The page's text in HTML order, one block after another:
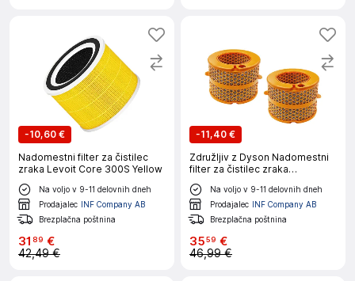
-10,60 €
Nadomestni filter za čistilec
zraka Levoit Core 300S Yellow
Na voljo v 9-11 delovnih dneh
Prodajalec INF Company AB
Brezplačna poštnina
31 89 €
42,49 €
-11,40 €
Združljiv z Dyson Nadomestni
filter za čistilec zraka
PH01/PH02/PH03/PH04
Na voljo v 9-11 delovnih dneh
Prodajalec INF Company AB
Brezplačna poštnina
3559 €
46,99 €